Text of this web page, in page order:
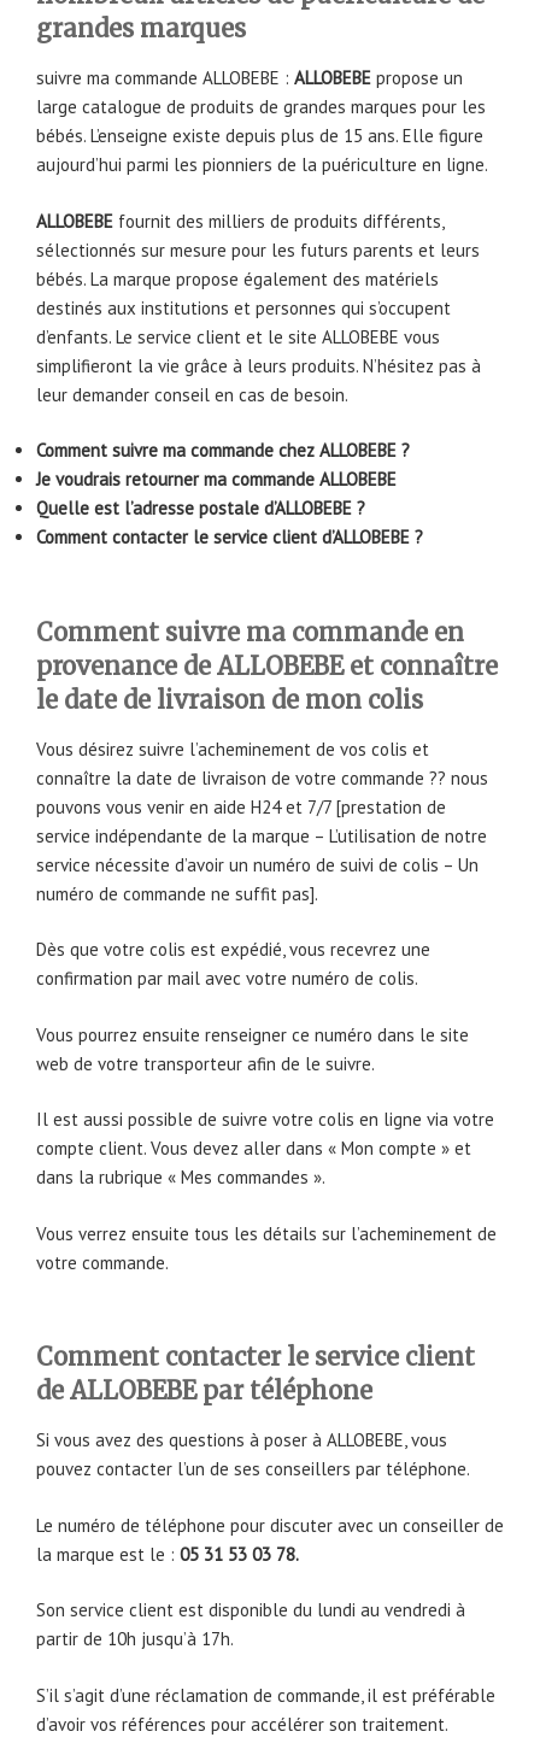
grandes marques
suivre ma commande ALLOBEBE : ALLOBEBE propose un
large catalogue de produits de grandes marques pour les
bébés. L’enseigne existe depuis plus de 15 ans. Elle figure
aujourd’hui parmi les pionniers de la puériculture en ligne.
ALLOBEBE fournit des milliers de produits différents,
sélectionnés sur mesure pour les futurs parents et leurs
bébés. La marque propose également des matériels
destinés aux institutions et personnes qui s’occupent
d’enfants. Le service client et le site ALLOBEBE vous
simplifieront la vie grâce à leurs produits. N’hésitez pas à
leur demander conseil en cas de besoin.
Comment suivre ma commande chez ALLOBEBE ?
Je voudrais retourner ma commande ALLOBEBE
Quelle est l’adresse postale d’ALLOBEBE ?
Comment contacter le service client d’ALLOBEBE ?
Comment suivre ma commande en
provenance de ALLOBEBE et connaître
le date de livraison de mon colis
Vous désirez suivre l’acheminement de vos colis et
connaître la date de livraison de votre commande ?? nous
pouvons vous venir en aide H24 et 7/7 [prestation de
service indépendante de la marque – L’utilisation de notre
service nécessite d’avoir un numéro de suivi de colis – Un
numéro de commande ne suffit pas].
Dès que votre colis est expédié, vous recevrez une
confirmation par mail avec votre numéro de colis.
Vous pourrez ensuite renseigner ce numéro dans le site
web de votre transporteur afin de le suivre.
Il est aussi possible de suivre votre colis en ligne via votre
compte client. Vous devez aller dans « Mon compte » et
dans la rubrique « Mes commandes ».
Vous verrez ensuite tous les détails sur l’acheminement de
votre commande.
Comment contacter le service client
de ALLOBEBE par téléphone
Si vous avez des questions à poser à ALLOBEBE, vous
pouvez contacter l’un de ses conseillers par téléphone.
Le numéro de téléphone pour discuter avec un conseiller de
la marque est le : 05 31 53 03 78.
Son service client est disponible du lundi au vendredi à
partir de 10h jusqu’à 17h.
S’il s’agit d’une réclamation de commande, il est préférable
d’avoir vos références pour accélérer son traitement.